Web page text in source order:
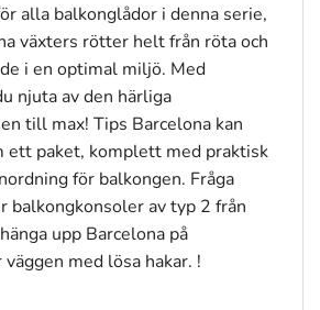
alla balkonglådor i denna serie,
växters rötter helt från röta och
i en optimal miljö. Med
njuta av den härliga
till max! Tips Barcelona kan
ett paket, komplett med praktisk
för balkongen. Fråga
balkongkonsoler av typ 2 från
upp Barcelona på
med lösa hakar. !